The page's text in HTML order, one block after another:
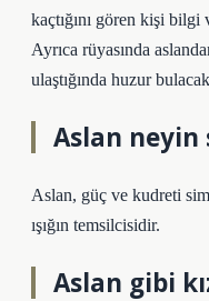
kaçtığını gören kişi
Ayrıca rüyasında
ulaştığında huzur
Aslan neyin
Aslan, güç ve kudreti
ışığın temsilcisidir.
Aslan gibi